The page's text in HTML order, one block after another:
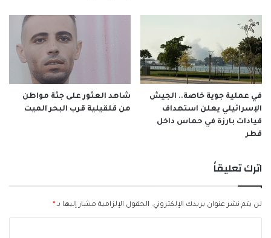
في عملية جوية خاصة.. الجيش
الإسرائيلي يعلن استهداف
قيادات بارزة في حماس داخل
قطر
شاهد العثور على جثة مواطن
من قلقيلية قرب البحر الميت
اترك تعليقاً
لن يتم نشر عنوان بريدك الإلكتروني. الحقول الإلزامية مشار إليها بـ *